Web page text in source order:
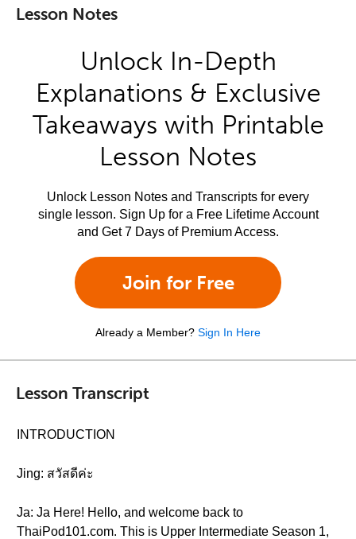
Lesson Notes
Unlock In-Depth
Explanations & Exclusive
Takeaways with Printable
Lesson Notes
Unlock Lesson Notes and Transcripts for every
single lesson. Sign Up for a Free Lifetime Account
and Get 7 Days of Premium Access.
Join for Free
Already a Member? Sign In Here
Lesson Transcript
INTRODUCTION
Jing: สวัสดีค่ะ
Ja: Ja Here! Hello, and welcome back to
ThaiPod101.com. This is Upper Intermediate Season 1,